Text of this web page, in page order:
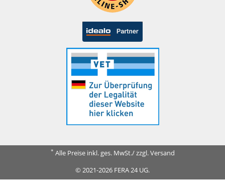
* Alle Preise inkl. ges. MwSt./ zzgl. Versand
© 2021-2026 FERA 24 UG.